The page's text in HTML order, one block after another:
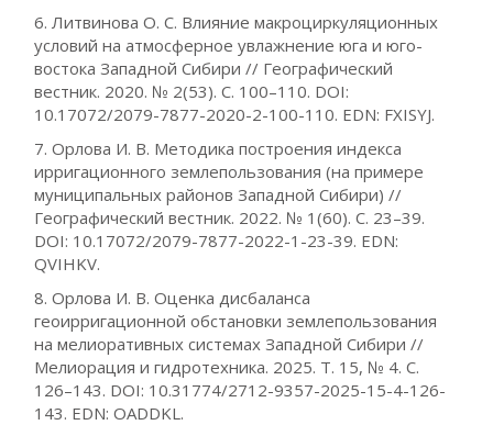
6. Литвинова О. С. Влияние макроциркуляционных
условий на атмосферное увлажнение юга и юго-
востока Западной Сибири // Географический
вестник. 2020. № 2(53). С. 100–110. DOI:
10.17072/2079-7877-2020-2-100-110. EDN: FXISYJ.
7. Орлова И. В. Методика построения индекса
ирригационного землепользования (на примере
муниципальных районов Западной Сибири) //
Географический вестник. 2022. № 1(60). С. 23–39.
DOI: 10.17072/2079-7877-2022-1-23-39. EDN:
QVIHKV.
8. Орлова И. В. Оценка дисбаланса
геоирригационной обстановки землепользования
на мелиоративных системах Западной Сибири //
Мелиорация и гидротехника. 2025. Т. 15, № 4. С.
126–143. DOI: 10.31774/2712-9357-2025-15-4-126-
143. EDN: OADDKL.